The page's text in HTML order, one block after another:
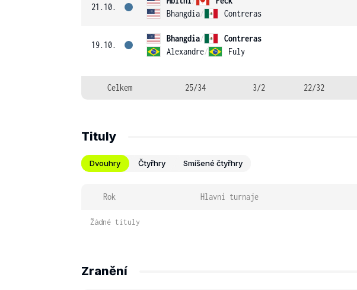
21.10.
Bhangdia/ Contreras
19.10.
Bhangdia/
Contreras
Alexandre/ Fuly
Celkem 25/34 3/2 22/32
Tituly
Dvouhry Čtyřhry Smíšené čtyřhry
Rok Hlavní turnaje
Žádné tituly
Zranění